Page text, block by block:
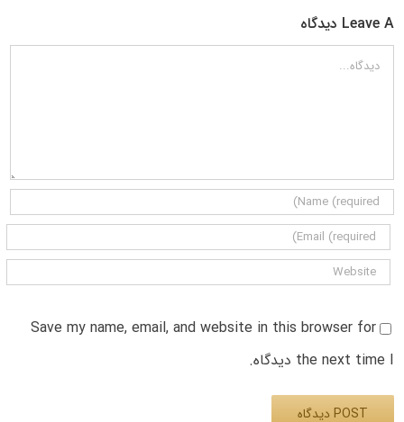
Leave A دیدگاه
دیدگاه
Save my name, email, and website in this browser for
the next time I دیدگاه.